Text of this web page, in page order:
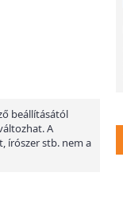
beállításától
A
írószer stb. nem a